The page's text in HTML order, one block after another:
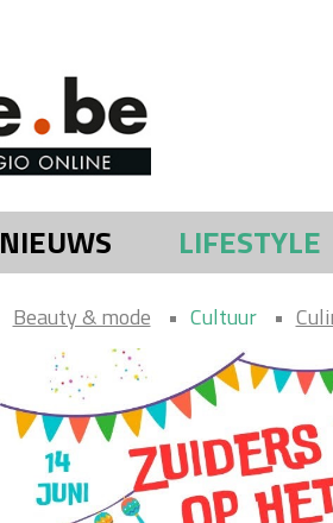
NIEUWS LIFESTYLE
Beauty & mode Cultuur